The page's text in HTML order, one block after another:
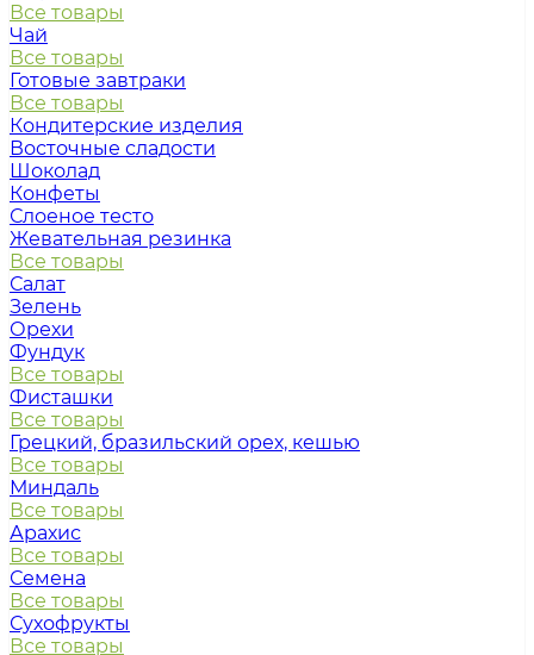
Все товары
Чай
Все товары
Готовые завтраки
Все товары
Кондитерские изделия
Восточные сладости
Шоколад
Конфеты
Слоеное тесто
Жевательная резинка
Все товары
Салат
Зелень
Орехи
Фундук
Все товары
Фисташки
Все товары
Грецкий, бразильский орех, кешью
Все товары
Миндаль
Все товары
Арахис
Все товары
Семена
Все товары
Сухофрукты
Все товары